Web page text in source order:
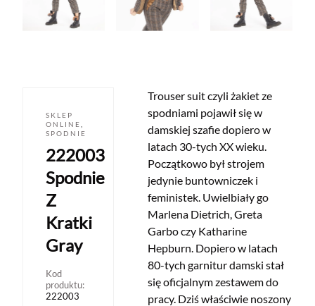
SKLEP
ONLINE
SPODNIE
222003
Spodnie
Z
Kratki
Gray
Kod
produktu:
222003
Trouser suit czyli żakiet ze
spodniami pojawił się w
damskiej szafie dopiero w
latach 30-tych XX wieku.
Początkowo był strojem
jedynie buntowniczek i
feministek. Uwielbiały go
Marlena Dietrich, Greta
Garbo czy Katharine
Hepburn. Dopiero w latach
80-tych garnitur damski stał
się oficjalnym zestawem do
pracy. Dziś właściwie noszony